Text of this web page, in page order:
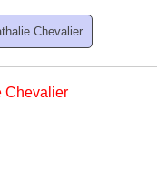
Chevalier